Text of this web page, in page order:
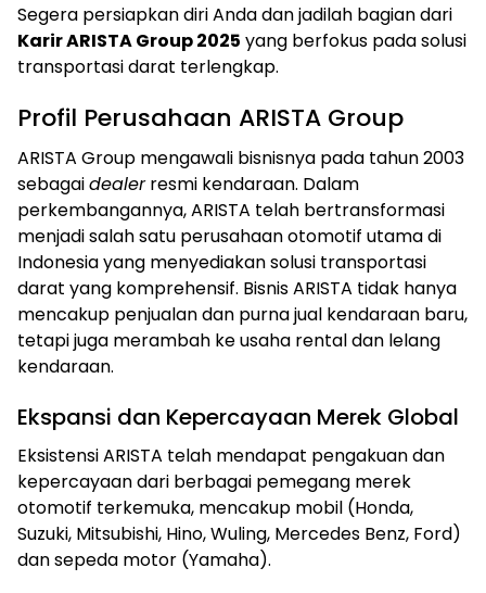
Segera persiapkan diri Anda dan jadilah bagian dari
Karir ARISTA Group 2025 yang berfokus pada solusi
transportasi darat terlengkap.
Profil Perusahaan ARISTA Group
ARISTA Group mengawali bisnisnya pada tahun 2003
sebagaidealerresmi kendaraan. Dalam
perkembangannya, ARISTA telah bertransformasi
menjadi salah satu perusahaan otomotif utama di
Indonesia yang menyediakan solusi transportasi
darat yang komprehensif. Bisnis ARISTA tidak hanya
mencakup penjualan dan purna jual kendaraan baru,
tetapi juga merambah ke usaha rental dan lelang
kendaraan.
Ekspansi dan Kepercayaan Merek Global
Eksistensi ARISTA telah mendapat pengakuan dan
kepercayaan dari berbagai pemegang merek
otomotif terkemuka, mencakup mobil (Honda,
Suzuki, Mitsubishi, Hino, Wuling, Mercedes Benz, Ford)
dan sepeda motor (Yamaha).